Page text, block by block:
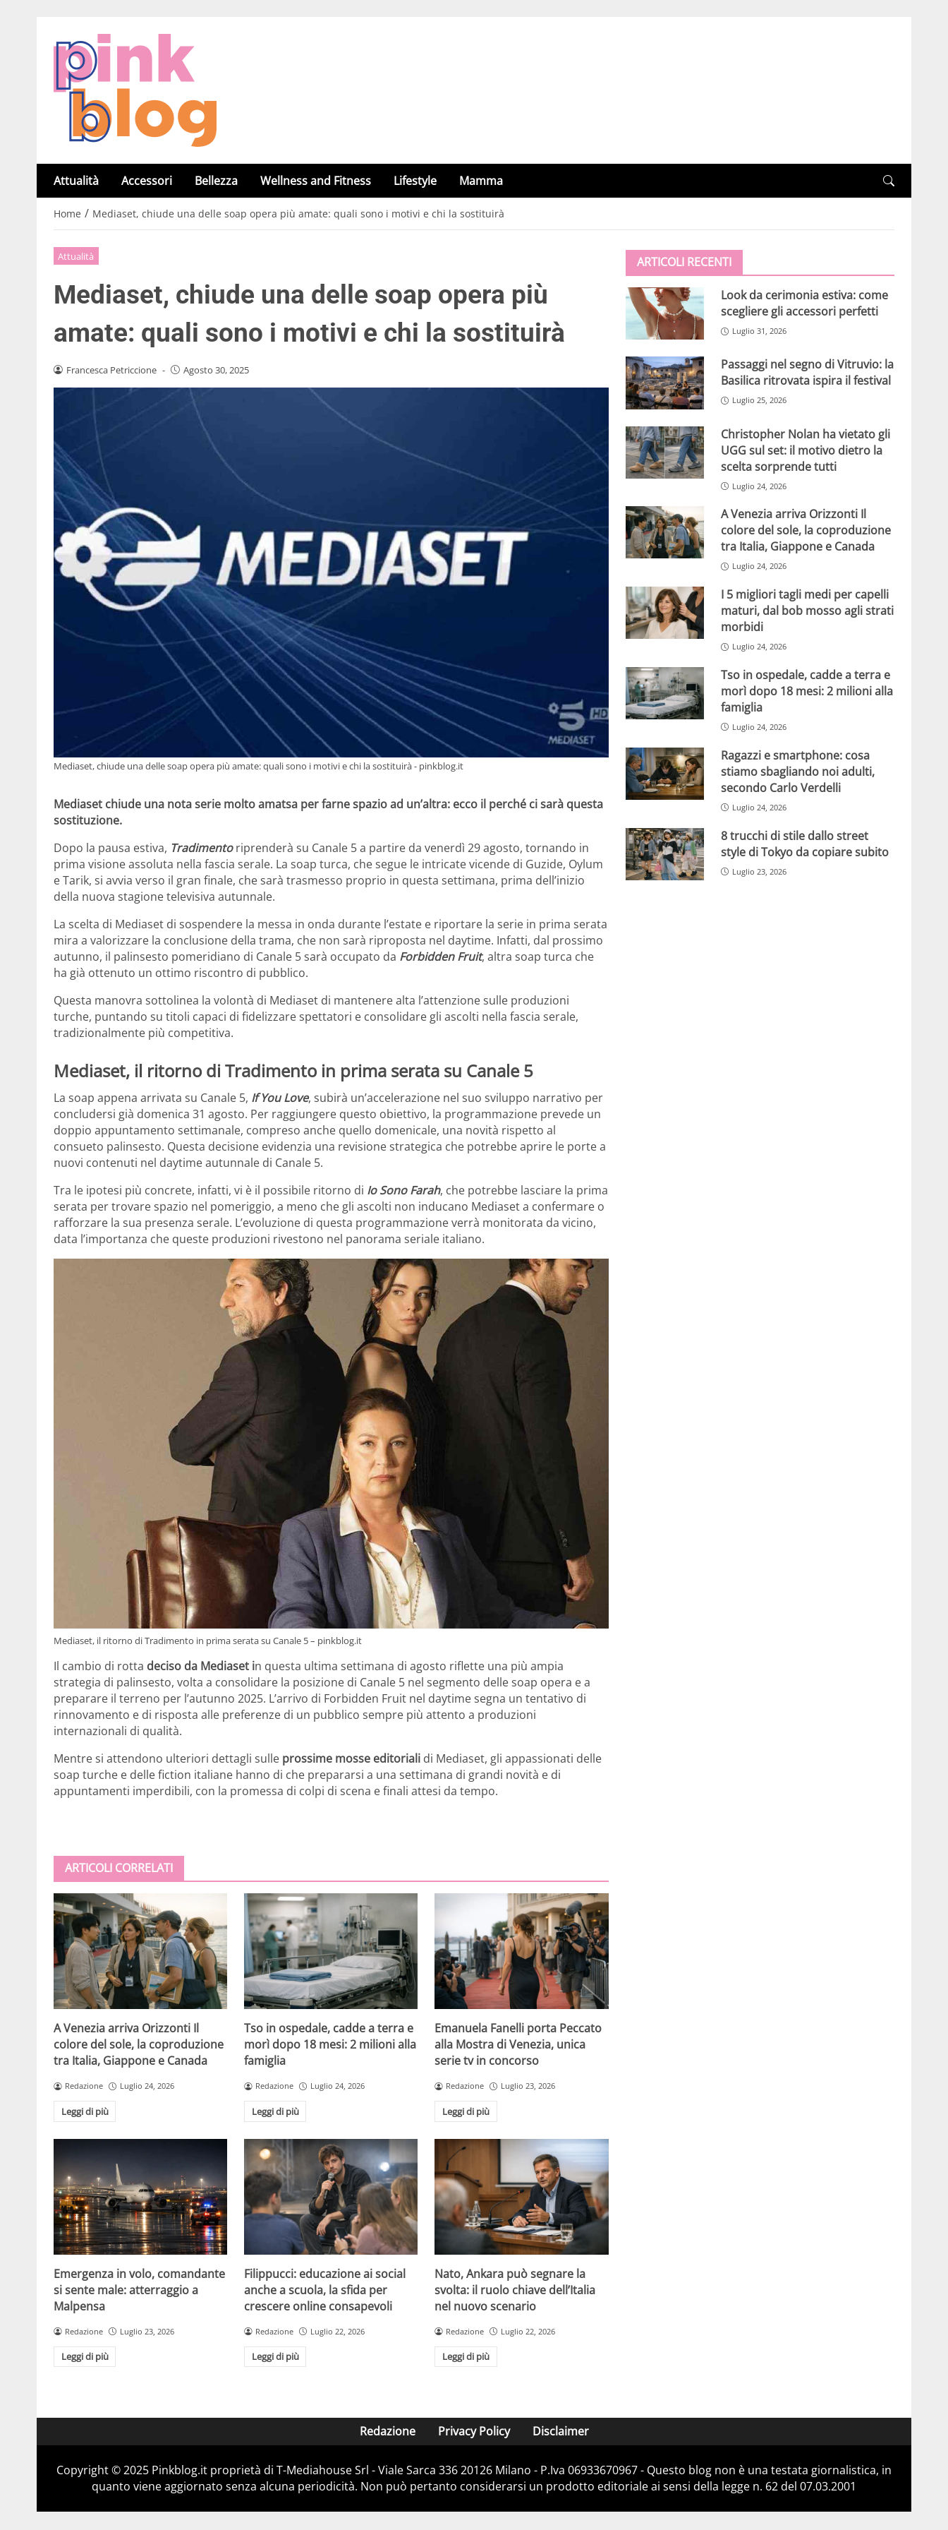
Attualità Accessori Bellezza Wellness and Fitness Lifestyle Mamma
Home / Mediaset, chiude una delle soap opera più amate: quali sono i motivi e chi la sostituirà
Attualità
Mediaset, chiude una delle soap opera più
amate: quali sono i motivi e chi la sostituirà
Francesca Petriccione - Agosto 30, 2025
Mediaset, chiude una delle soap opera più amate: quali sono i motivi e chi la sostituirà - pinkblog.it
Mediaset chiude una nota serie molto amatsa per farne spazio ad un’altra: ecco il perché ci sarà questa
sostituzione.
Dopo la pausa estiva, Tradimentoriprenderà su Canale 5 a partire da venerdì 29 agosto, tornando in
prima visione assoluta nella fascia serale. La soap turca, che segue le intricate vicende di Guzide, Oylum
e Tarik, si avvia verso il gran finale, che sarà trasmesso proprio in questa settimana, prima dell’inizio
della nuova stagione televisiva autunnale.
La scelta di Mediaset di sospendere la messa in onda durante l’estate e riportare la serie in prima serata
mira a valorizzare la conclusione della trama, che non sarà riproposta nel daytime. Infatti, dal prossimo
autunno, il palinsesto pomeridiano di Canale 5 sarà occupato da Forbidden Fruit, altra soap turca che
ha già ottenuto un ottimo riscontro di pubblico.
Questa manovra sottolinea la volontà di Mediaset di mantenere alta l’attenzione sulle produzioni
turche, puntando su titoli capaci di fidelizzare spettatori e consolidare gli ascolti nella fascia serale,
tradizionalmente più competitiva.
Mediaset, il ritorno di Tradimento in prima serata su Canale 5
La soap appena arrivata su Canale 5, If You Love, subirà un’accelerazione nel suo sviluppo narrativo per
concludersi già domenica 31 agosto. Per raggiungere questo obiettivo, la programmazione prevede un
doppio appuntamento settimanale, compreso anche quello domenicale, una novità rispetto al
consueto palinsesto. Questa decisione evidenzia una revisione strategica che potrebbe aprire le porte a
nuovi contenuti nel daytime autunnale di Canale 5.
Tra le ipotesi più concrete, infatti, vi è il possibile ritorno di Io Sono Farah, che potrebbe lasciare la prima
serata per trovare spazio nel pomeriggio, a meno che gli ascolti non inducano Mediaset a confermare o
rafforzare la sua presenza serale. L’evoluzione di questa programmazione verrà monitorata da vicino,
data l’importanza che queste produzioni rivestono nel panorama seriale italiano.
Mediaset, il ritorno di Tradimento in prima serata su Canale 5 – pinkblog.it
Il cambio di rotta deciso da Mediaset in questa ultima settimana di agosto riflette una più ampia
strategia di palinsesto, volta a consolidare la posizione di Canale 5 nel segmento delle soap opera e a
preparare il terreno per l’autunno 2025. L’arrivo di Forbidden Fruit nel daytime segna un tentativo di
rinnovamento e di risposta alle preferenze di un pubblico sempre più attento a produzioni
internazionali di qualità.
Mentre si attendono ulteriori dettagli sulle prossime mosse editoriali di Mediaset, gli appassionati delle
soap turche e delle fiction italiane hanno di che prepararsi a una settimana di grandi novità e di
appuntamenti imperdibili, con la promessa di colpi di scena e finali attesi da tempo.
ARTICOLI CORRELATI
A Venezia arriva Orizzonti Il
colore del sole, la coproduzione
tra Italia, Giappone e Canada
Redazione Luglio 24, 2026
Leggi di più
Tso in ospedale, cadde a terra e
morì dopo 18 mesi: 2 milioni alla
famiglia
Redazione Luglio 24, 2026
Leggi di più
Emanuela Fanelli porta Peccato
alla Mostra di Venezia, unica
serie tv in concorso
Redazione Luglio 23, 2026
Leggi di più
Emergenza in volo, comandante
si sente male: atterraggio a
Malpensa
Redazione Luglio 23, 2026
Leggi di più
Filippucci: educazione ai social
anche a scuola, la sfida per
crescere online consapevoli
Redazione Luglio 22, 2026
Leggi di più
Nato, Ankara può segnare la
svolta: il ruolo chiave dell’Italia
nel nuovo scenario
Redazione Luglio 22, 2026
Leggi di più
ARTICOLI RECENTI
Look da cerimonia estiva: come
scegliere gli accessori perfetti
Luglio 31, 2026
Passaggi nel segno di Vitruvio: la
Basilica ritrovata ispira il festival
Luglio 25, 2026
Christopher Nolan ha vietato gli
UGG sul set: il motivo dietro la
scelta sorprende tutti
Luglio 24, 2026
A Venezia arriva Orizzonti Il
colore del sole, la coproduzione
tra Italia, Giappone e Canada
Luglio 24, 2026
I 5 migliori tagli medi per capelli
maturi, dal bob mosso agli strati
morbidi
Luglio 24, 2026
Tso in ospedale, cadde a terra e
morì dopo 18 mesi: 2 milioni alla
famiglia
Luglio 24, 2026
Ragazzi e smartphone: cosa
stiamo sbagliando noi adulti,
secondo Carlo Verdelli
Luglio 24, 2026
8 trucchi di stile dallo street
style di Tokyo da copiare subito
Luglio 23, 2026
Redazione Privacy Policy Disclaimer
Copyright © 2025 Pinkblog.it proprietà di T-Mediahouse Srl - Viale Sarca 336 20126 Milano - P.Iva 06933670967 - Questo blog non è una testata giornalistica, in
quanto viene aggiornato senza alcuna periodicità. Non può pertanto considerarsi un prodotto editoriale ai sensi della legge n. 62 del 07.03.2001